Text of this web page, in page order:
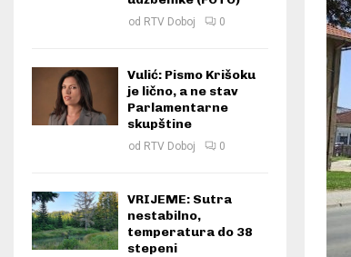
od RTV Doboj 0
Vulić: Pismo Krišoku
je lično, a ne stav
Parlamentarne
skupštine
od RTV Doboj 0
VRIJEME: Sutra
nestabilno,
temperatura do 38
stepeni